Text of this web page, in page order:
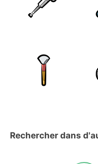
Rechercher dans